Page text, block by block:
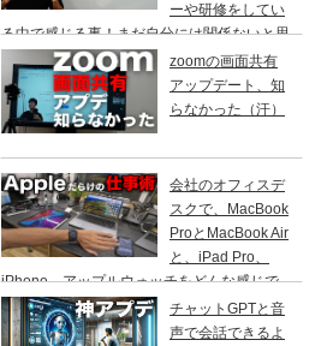
ーや研修をしてい
る中で感じる事！まだ自分には関係ないと思
っていませんか？
zoomの画面共有
アップデート、知
らなかった（汗）
会社のオフィスデ
スクで、MacBook
ProとMacBook Air
と、iPad Pro、
iPhone、アップルウォッチをどんな感じで
使って仕事をしているのかをご紹介！Macで
普段使っているアプリも
チャットGPTと音
声で会話できるよ